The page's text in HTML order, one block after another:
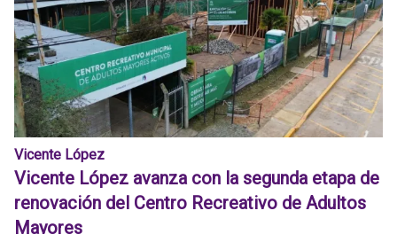
Vicente López
Vicente López avanza con la segunda etapa de
renovación del Centro Recreativo de Adultos
Mayores